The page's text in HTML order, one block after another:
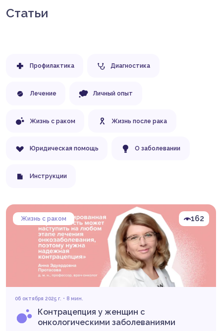
Статьи
Профилактика Диагностика
Лечение Личный опыт
Жизнь с раком Жизнь после рака
Юридическая помощь О заболевании
Инструкции
Жизнь с раком 162
06 октября 2025 г. • 8 мин.
Контрацепция у женщин с
онкологическими заболеваниями